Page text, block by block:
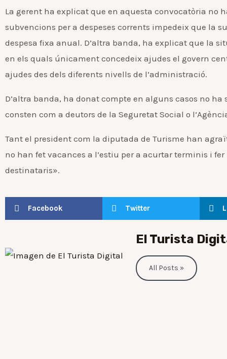
La gerent ha explicat que en aquesta convocatòria no
subvencions per a despeses corrents impedeix que la
despesa fixa anual. D’altra banda, ha explicat que la
en els quals únicament concedeix ajudes el govern
ajudes des dels diferents nivells de l’administració.
D’altra banda, ha donat compte en alguns casos no
consten com a deutors de la Seguretat Social o
Tant el president com la diputada de Turisme han
no han fet vacances a l’estiu per a acurtar terminis i
destinataris».
Facebook Twitter
El Turista
All Posts »